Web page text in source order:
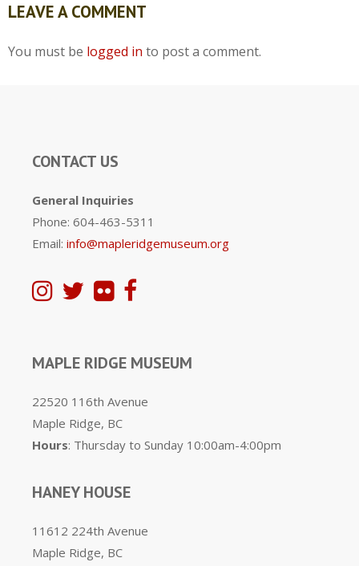
LEAVE A COMMENT
You must be logged in to post a comment.
CONTACT US
General Inquiries
Phone: 604-463-5311
Email: info@mapleridgemuseum.org
MAPLE RIDGE MUSEUM
22520 116th Avenue
Maple Ridge, BC
Hours: Thursday to Sunday 10:00am-4:00pm
HANEY HOUSE
11612 224th Avenue
Maple Ridge, BC